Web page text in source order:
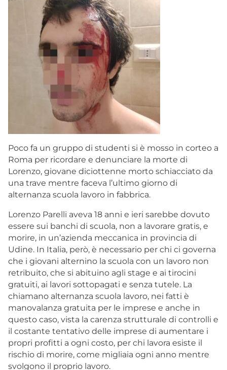
Poco fa un gruppo di studenti si è mosso in corteo a
Roma per ricordare e denunciare la morte di
Lorenzo, giovane diciottenne morto schiacciato da
una trave mentre faceva l’ultimo giorno di
alternanza scuola lavoro in fabbrica.
Lorenzo Parelli aveva 18 anni e ieri sarebbe dovuto
essere sui banchi di scuola, non a lavorare gratis, e
morire, in un’azienda meccanica in provincia di
Udine. In Italia, però, è necessario per chi ci governa
che i giovani alternino la scuola con un lavoro non
retribuito, che si abituino agli stage e ai tirocini
gratuiti, ai lavori sottopagati e senza tutele. La
chiamano alternanza scuola lavoro, nei fatti è
manovalanza gratuita per le imprese e anche in
questo caso, vista la carenza strutturale di controlli e
il costante tentativo delle imprese di aumentare i
propri profitti a ogni costo, per chi lavora esiste il
rischio di morire, come migliaia ogni anno mentre
svolgono il proprio lavoro.